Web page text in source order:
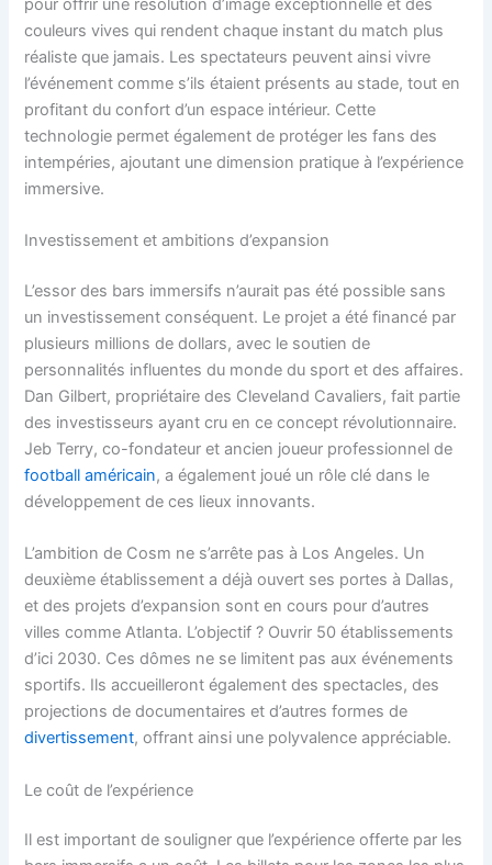
pour offrir une résolution d’image exceptionnelle et des
couleurs vives qui rendent chaque instant du match plus
réaliste que jamais. Les spectateurs peuvent ainsi vivre
l’événement comme s’ils étaient présents au stade, tout en
profitant du confort d’un espace intérieur. Cette
technologie permet également de protéger les fans des
intempéries, ajoutant une dimension pratique à l’expérience
immersive.
Investissement et ambitions d’expansion
L’essor des bars immersifs n’aurait pas été possible sans
un investissement conséquent. Le projet a été financé par
plusieurs millions de dollars, avec le soutien de
personnalités influentes du monde du sport et des affaires.
Dan Gilbert, propriétaire des Cleveland Cavaliers, fait partie
des investisseurs ayant cru en ce concept révolutionnaire.
Jeb Terry, co-fondateur et ancien joueur professionnel de
football américain, a également joué un rôle clé dans le
développement de ces lieux innovants.
L’ambition de Cosm ne s’arrête pas à Los Angeles. Un
deuxième établissement a déjà ouvert ses portes à Dallas,
et des projets d’expansion sont en cours pour d’autres
villes comme Atlanta. L’objectif ? Ouvrir 50 établissements
d’ici 2030. Ces dômes ne se limitent pas aux événements
sportifs. Ils accueilleront également des spectacles, des
projections de documentaires et d’autres formes de
divertissement, offrant ainsi une polyvalence appréciable.
Le coût de l’expérience
Il est important de souligner que l’expérience offerte par les